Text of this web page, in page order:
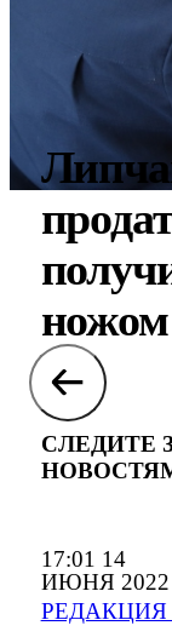
17:01 14
ИЮНЯ 2022
РЕДАКЦИЯ
СЛЕДИТЕ